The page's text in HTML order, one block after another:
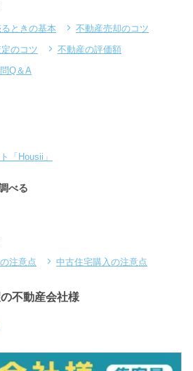
ときの基本
不動産売却のコツ
のコツ
不動産の評価額
Q＆A
「Housii」
べる
注意点 中古住宅購入の注意点
不動産会社様